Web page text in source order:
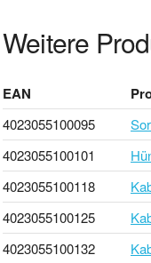
Weitere
EAN
4023055100095
4023055100101
4023055100118
4023055100125
4023055100132